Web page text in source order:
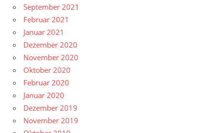
September 2021
Februar 2021
Januar 2021
Dezember 2020
November 2020
Oktober 2020
Februar 2020
Januar 2020
Dezember 2019
November 2019